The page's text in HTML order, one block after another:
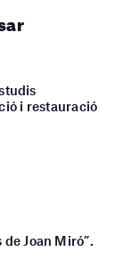
i restauració
Joan Miró”.